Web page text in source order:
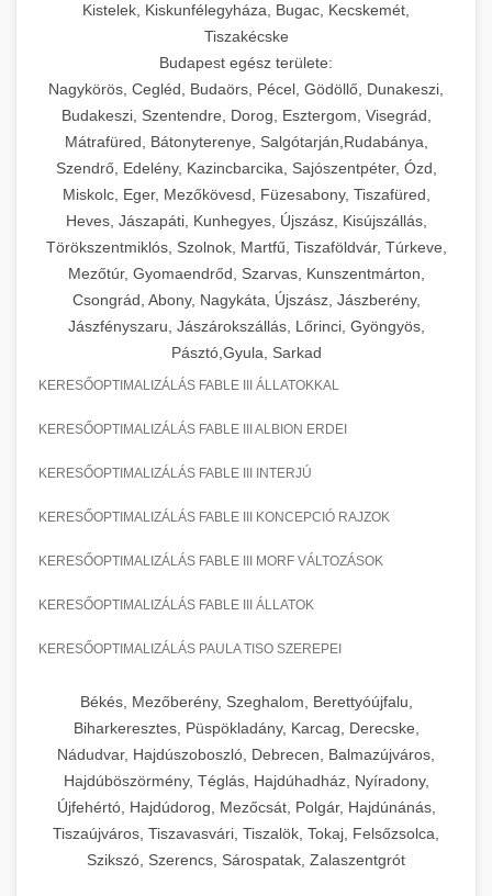
Kistelek, Kiskunfélegyháza, Bugac, Kecskemét,
Tiszakécske
Budapest egész területe:
Nagykörös, Cegléd, Budaörs, Pécel, Gödöllő, Dunakeszi,
Budakeszi, Szentendre, Dorog, Esztergom, Visegrád,
Mátrafüred, Bátonyterenye, Salgótarján,Rudabánya,
Szendrő, Edelény, Kazincbarcika, Sajószentpéter, Ózd,
Miskolc, Eger, Mezőkövesd, Füzesabony, Tiszafüred,
Heves, Jászapáti, Kunhegyes, Újszász, Kisújszállás,
Törökszentmiklós, Szolnok, Martfű, Tiszaföldvár, Túrkeve,
Mezőtúr, Gyomaendrőd, Szarvas, Kunszentmárton,
Csongrád, Abony, Nagykáta, Újszász, Jászberény,
Jászfényszaru, Jászárokszállás, Lőrinci, Gyöngyös,
Pásztó,Gyula, Sarkad
KERESŐOPTIMALIZÁLÁS FABLE III ÁLLATOKKAL
KERESŐOPTIMALIZÁLÁS FABLE III ALBION ERDEI
KERESŐOPTIMALIZÁLÁS FABLE III INTERJÚ
KERESŐOPTIMALIZÁLÁS FABLE III KONCEPCIÓ RAJZOK
KERESŐOPTIMALIZÁLÁS FABLE III MORF VÁLTOZÁSOK
KERESŐOPTIMALIZÁLÁS FABLE III ÁLLATOK
KERESŐOPTIMALIZÁLÁS PAULA TISO SZEREPEI
Békés, Mezőberény, Szeghalom, Berettyóújfalu,
Biharkeresztes, Püspökladány, Karcag, Derecske,
Nádudvar, Hajdúszoboszló, Debrecen, Balmazújváros,
Hajdúböszörmény, Téglás, Hajdúhadház, Nyíradony,
Újfehértó, Hajdúdorog, Mezőcsát, Polgár, Hajdúnánás,
Tiszaújváros, Tiszavasvári, Tiszalök, Tokaj, Felsőzsolca,
Szikszó, Szerencs, Sárospatak, Zalaszentgrót